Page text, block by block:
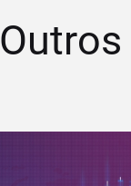
Outros